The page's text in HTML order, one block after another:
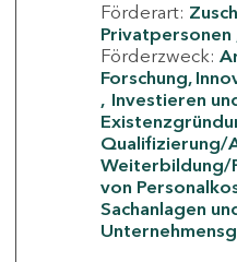
Förderart:
Privatpersonen
Förderzweck:
Forschung,
Investieren
Qualifizierung/
Weiterbildung/
von
Sachanlagen